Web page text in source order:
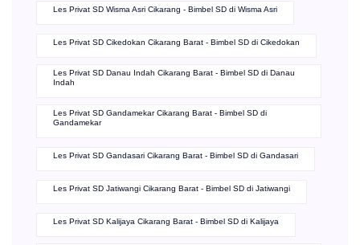
Les Privat SD Wisma Asri Cikarang - Bimbel SD di Wisma Asri
Les Privat SD Cikedokan Cikarang Barat - Bimbel SD di Cikedokan
Les Privat SD Danau Indah Cikarang Barat - Bimbel SD di Danau
Indah
Les Privat SD Gandamekar Cikarang Barat - Bimbel SD di
Gandamekar
Les Privat SD Gandasari Cikarang Barat - Bimbel SD di Gandasari
Les Privat SD Jatiwangi Cikarang Barat - Bimbel SD di Jatiwangi
Les Privat SD Kalijaya Cikarang Barat - Bimbel SD di Kalijaya